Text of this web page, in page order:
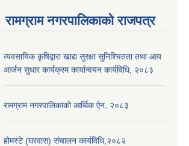
रामग्राम नगरपालिकाको राजपत्र
व्यवसायिक कृषिद्वारा खाद्य सुरक्षा सुनिश्चितता तथा आय
आर्जन सुधार कार्यक्रम कार्यान्वयन कार्यविधि, २०८३
रामग्राम नगरपालिकाको आर्थिक ऐन, २०८३
होमस्टे (घरवास) संचालन कार्यविधि,२०८२